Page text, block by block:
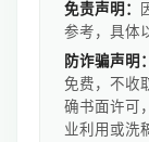
免责声明：
参考，具体
防诈骗声明：
免费，不收
确书面许可
业利用或洗